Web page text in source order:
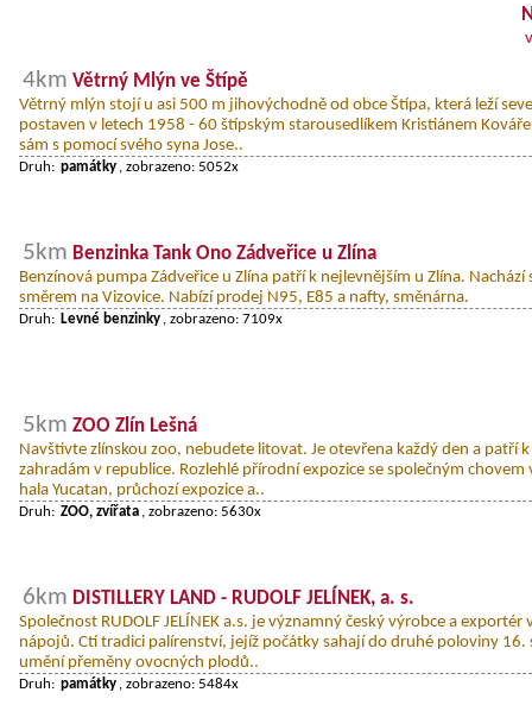
4km Větrný Mlýn ve Štípě
Větrný mlýn stojí u asi 500 m jihovýchodně od obce Štípa, která leží
postaven v letech 1958 - 60 štípským starousedlíkem Kristiánem
sám s pomocí svého syna Jose..
Druh: památky , zobrazeno: 5052x
5km Benzinka Tank Ono Zádveřice u Zlína
Benzínová pumpa Zádveřice u Zlína patří k nejlevnějším u Zlína. Nachází
směrem na Vizovice. Nabízí prodej N95, E85 a nafty, směnárna.
Druh: Levné benzinky , zobrazeno: 7109x
5km ZOO Zlín Lešná
Navštivte zlínskou zoo, nebudete litovat. Je otevřena každý den a patří
zahradám v republice. Rozlehlé přírodní expozice se společným
hala Yucatan, průchozí expozice a..
Druh: ZOO, zvířata , zobrazeno: 5630x
6km DISTILLERY LAND - RUDOLF JELÍNEK, a. s.
Společnost RUDOLF JELÍNEK a.s. je významný český výrobce a
nápojů. Ctí tradici palírenství, jejíž počátky sahají do druhé poloviny 16.
umění přeměny ovocných plodů..
Druh: památky , zobrazeno: 5484x